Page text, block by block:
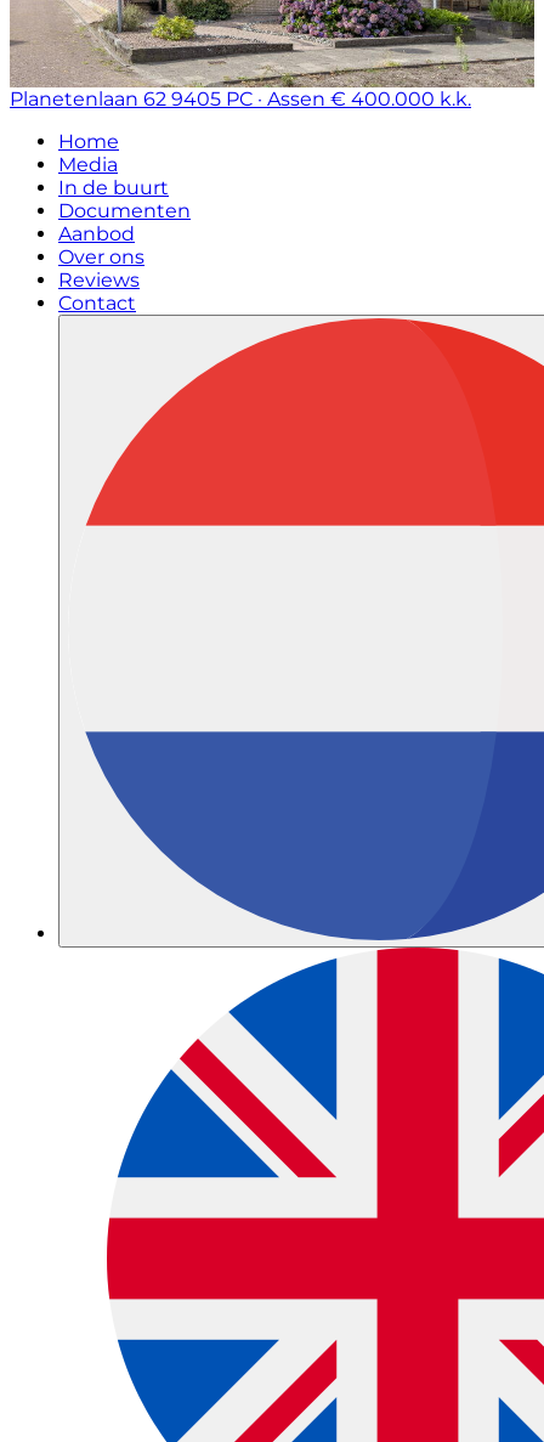
Planetenlaan 62 9405 PC · Assen € 400.000 k.k.
Home
Media
In de buurt
Documenten
Aanbod
Over ons
Reviews
Contact